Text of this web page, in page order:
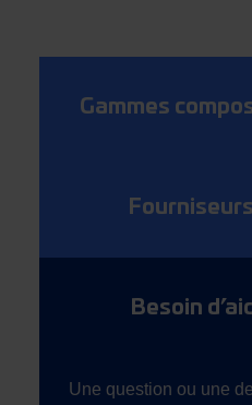
Gammes
Fourniseurs
Besoin
Une question ou une